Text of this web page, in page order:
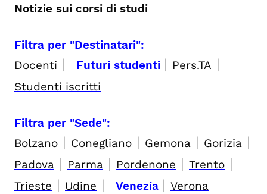
Notizie sui corsi di studi
Filtra per "Destinatari":
Docenti | Futuri studenti | Pers.TA |
Studenti iscritti
Filtra per "Sede":
Bolzano | Conegliano | Gemona | Gorizia |
Padova | Parma | Pordenone | Trento |
Trieste | Udine | Venezia | Verona